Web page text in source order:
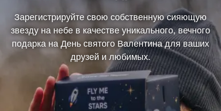
Зарегистрируйте свою собственную сияющую
звезду на небе в качестве уникального, вечного
подарка на День святого Валентина для ваших
друзей и любимых.